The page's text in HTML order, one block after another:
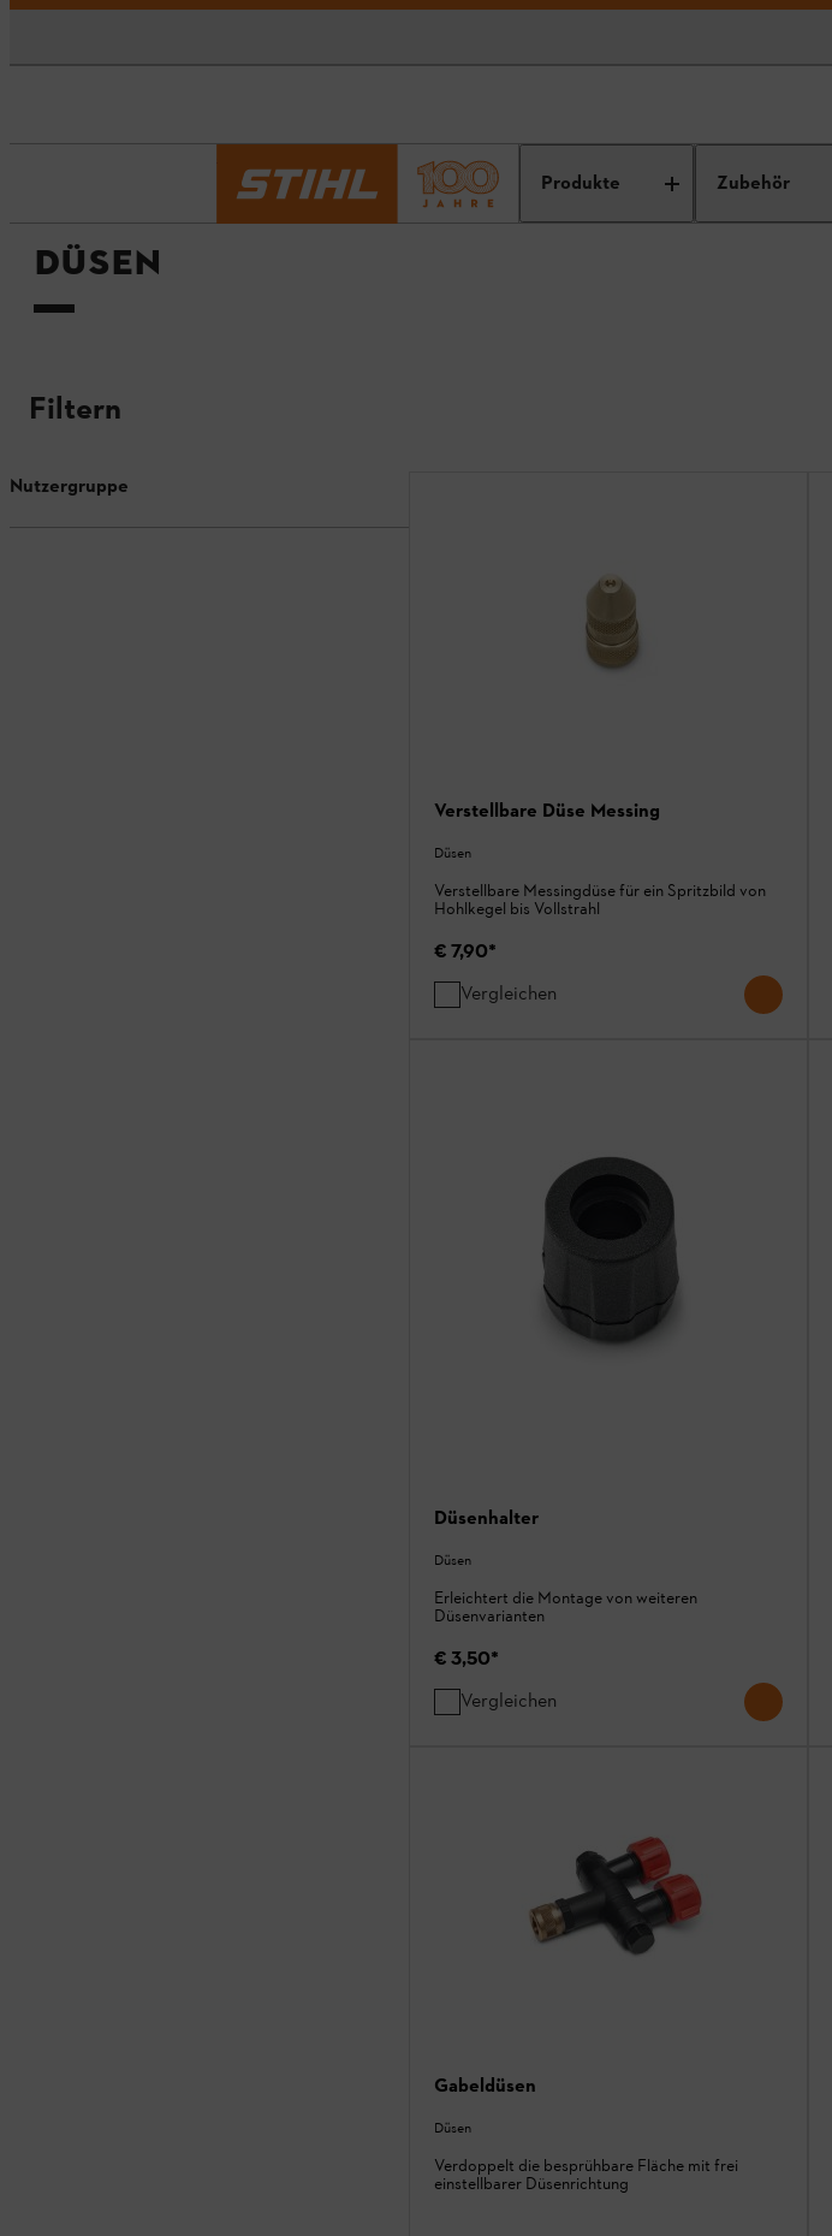
Produkte Zubehör
DÜSEN
Filtern
Nutzergruppe
Verstellbare Düse Messing
Düsen
Verstellbare Messingdüse für ein Spritzbild von
Hohlkegel bis Vollstrahl
€ 7,90*
Vergleichen
Düsenhalter
Düsen
Erleichtert die Montage von weiteren
Düsenvarianten
€ 3,50*
Vergleichen
Gabeldüsen
Düsen
Verdoppelt die besprühbare Fläche mit frei
einstellbarer Düsenrichtung